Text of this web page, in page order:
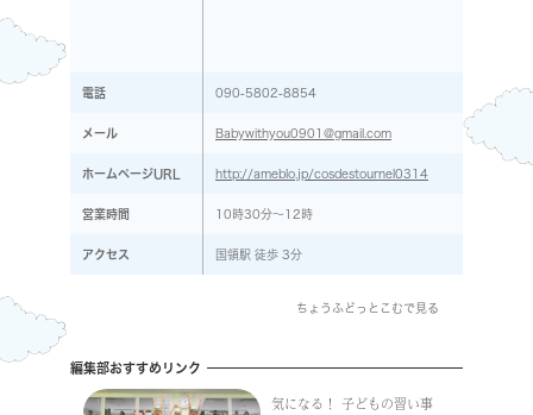
電話 090-5802-8854
メール Babywithyou0901@gmail.com
ホームページURL http://ameblo.jp/cosdestournel0314
営業時間 10時30分～12時
アクセス 国領駅 徒歩 3分
ちょうふどっとこむで見る
編集部おすすめリンク
気になる！ 子どもの習い事